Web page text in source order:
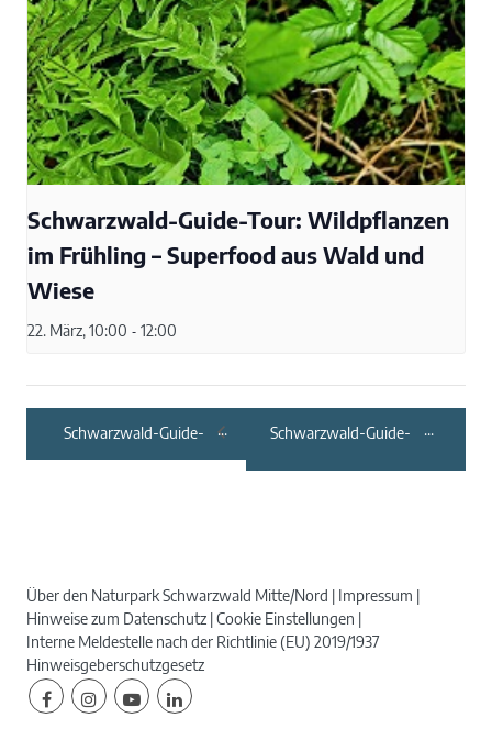
Schwarzwald-Guide-Tour: Wildpflanzen
im Frühling – Superfood aus Wald und
Wiese
22. März, 10:00 - 12:00
Schwarzwald-Guide-
Schwarzwald-Guide-
nach Naturgesichtern
Über den Naturpark Schwarzwald Mitte/Nord
Impressum
Hinweise zum Datenschutz Cookie Einstellungen
Interne Meldestelle nach der Richtlinie (EU) 2019/1937
Hinweisgeberschutzgesetz